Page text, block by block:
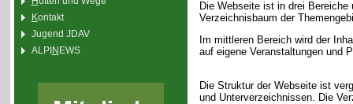
Kontakt
Jugend JDAV
ALPINEWS
Die Webseite ist in drei
Verzeichnisbaum der
Im mittleren Bereich wird der
auf eigene Veranstaltungen und
Die Struktur der Webseite ist
und Unterverzeichnissen. Die